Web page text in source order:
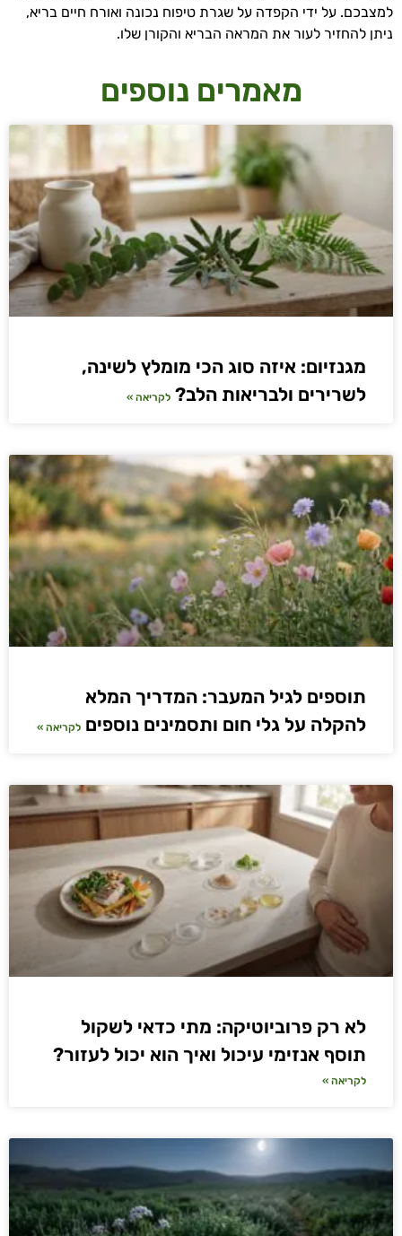
למצבכם. על ידי הקפדה על שגרת טיפוח נכונה ואורח חיים בריא,
ניתן להחזיר לעור את המראה הבריא והקורן שלו.
מאמרים נוספים
מגנזיום: איזה סוג הכי מומלץ לשינה,
לשרירים ולבריאות הלב? לקריאה »
תוספים לגיל המעבר: המדריך המלא
להקלה על גלי חום ותסמינים נוספים לקריאה »
לא רק פרוביוטיקה: מתי כדאי לשקול
תוסף אנזימי עיכול ואיך הוא יכול לעזור?
לקריאה »